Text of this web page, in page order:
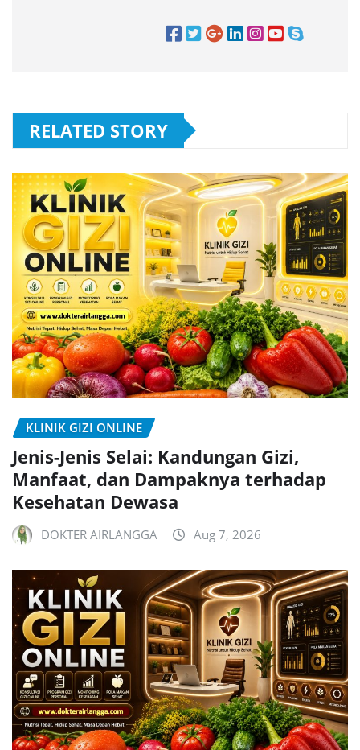
RELATED STORY
KLINIK GIZI ONLINE
Jenis-Jenis Selai: Kandungan Gizi,
Manfaat, dan Dampaknya terhadap
Kesehatan Dewasa
DOKTER AIRLANGGA Aug 7, 2026